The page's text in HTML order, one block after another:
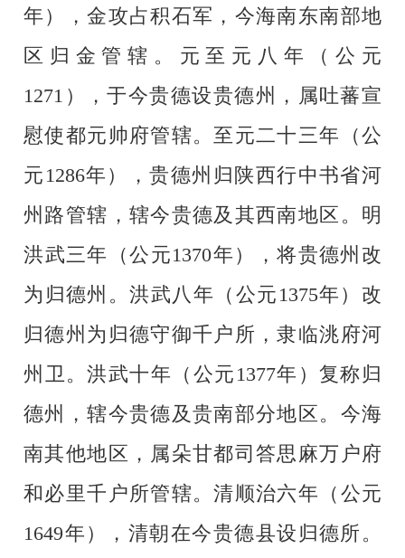
年），金攻占积石军，今海南东南部地
区归金管辖。元至元八年（公元
1271），于今贵德设贵德州，属吐蕃宣
慰使都元帅府管辖。至元二十三年（公
元1286年），贵德州归陕西行中书省河
州路管辖，辖今贵德及其西南地区。明
洪武三年（公元1370年），将贵德州改
为归德州。洪武八年（公元1375年）改
归德州为归德守御千户所，隶临洮府河
州卫。洪武十年（公元1377年）复称归
德州，辖今贵德及贵南部分地区。今海
南其他地区，属朵甘都司答思麻万户府
和必里千户所管辖。清顺治六年（公元
1649年），清朝在今贵德县设归德所。